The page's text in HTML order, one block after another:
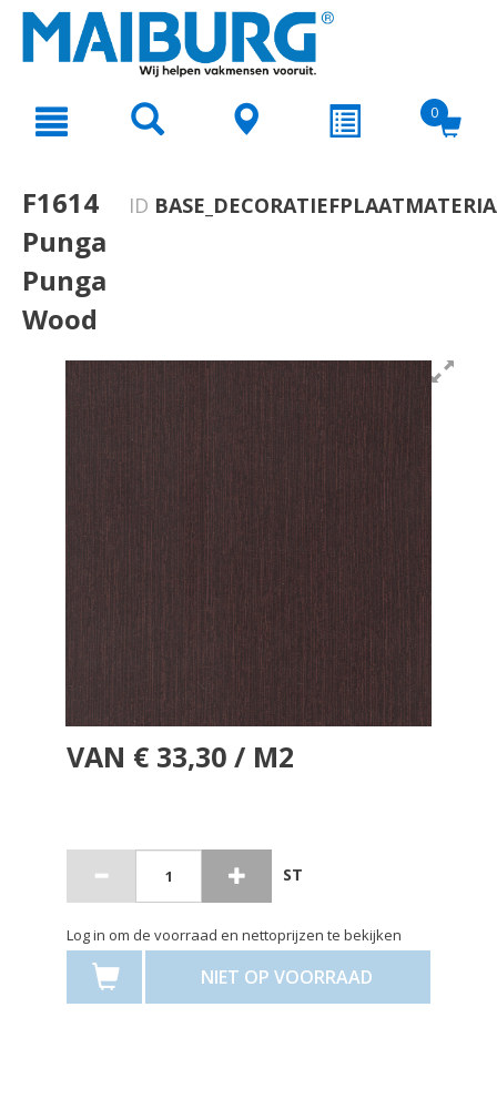
text.skipToNavigation
0
F1614
Punga
Punga
Wood
ID
VAN € 33,30 / M2
ST
Log in om de voorraad en nettoprijzen te bekijken
NIET OP VOORRAAD